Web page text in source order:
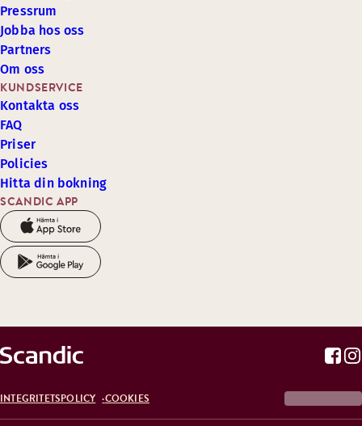
SCANDIC APP
KUNDSERVICE
Kontakta oss
FAQ
Priser
Policies
Hitta din bokning
Pressrum
Jobba hos oss
Partners
Om oss
INTEGRITETSPOLICY COOKIES